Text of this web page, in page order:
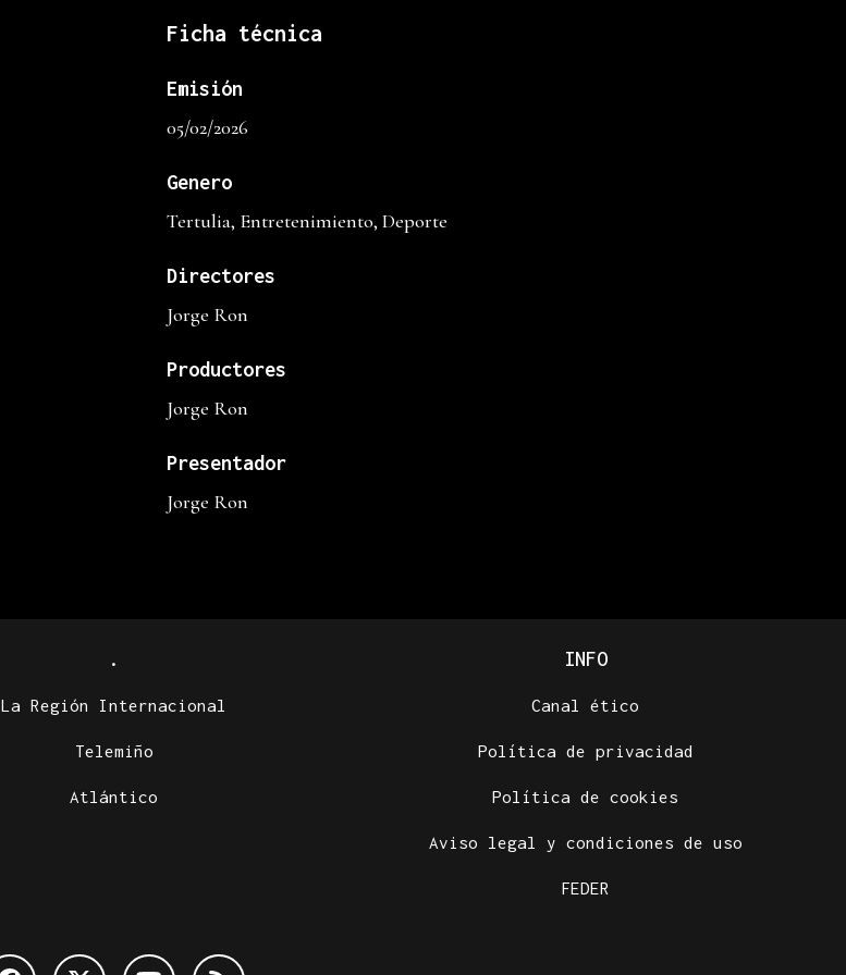
Ficha técnica
Emisión
05/02/2026
Genero
Tertulia, Entretenimiento, Deporte
Directores
Jorge Ron
Productores
Jorge Ron
Presentador
Jorge Ron
.
La Región Internacional
Telemiño
Atlántico
INFO
Canal ético
Política de privacidad
Política de cookies
Aviso legal y condiciones de uso
FEDER